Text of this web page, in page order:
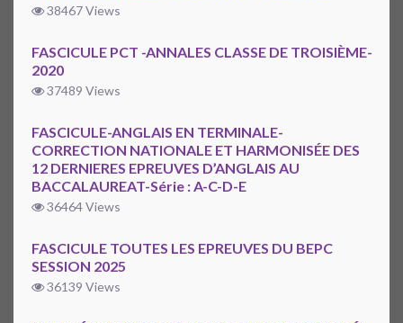
38467 Views
FASCICULE PCT -ANNALES CLASSE DE TROISIÈME-
2020
37489 Views
FASCICULE-ANGLAIS EN TERMINALE-
CORRECTION NATIONALE ET HARMONISÉE DES
12 DERNIERES EPREUVES D’ANGLAIS AU
BACCALAUREAT-Série : A-C-D-E
36464 Views
FASCICULE TOUTES LES EPREUVES DU BEPC
SESSION 2025
36139 Views